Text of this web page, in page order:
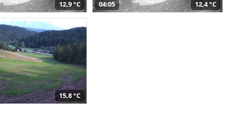
12,9 °C 04:05 12,4 °C
15,8 °C